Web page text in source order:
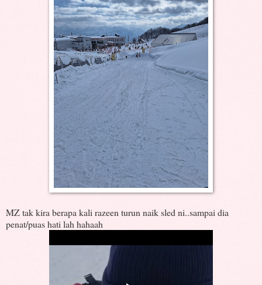
MZ tak kira berapa kali razeen turun naik sled ni..sampai dia
penat/puas hati lah hahaah